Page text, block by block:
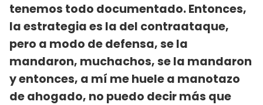
tenemos todo documentado. Entonces,
la estrategia es la del contraataque,
pero a modo de defensa, se la
mandaron, muchachos, se la mandaron
y entonces, a mí me huele a manotazo
de ahogado, no puedo decir más que